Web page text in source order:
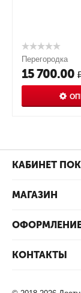
Перегородка
15 700.00
КАБИНЕТ
МАГАЗИН
КОНТАКТЫ